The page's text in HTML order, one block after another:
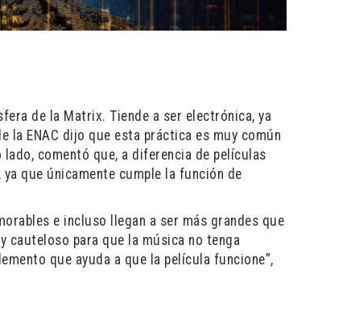
de la Matrix. Tiende a ser electrónica, ya
la ENAC dijo que esta práctica es muy común
comentó que, a diferencia de películas
que únicamente cumple la función de
e incluso llegan a ser más grandes que
cauteloso para que la música no tenga
que ayuda a que la película funcione”,